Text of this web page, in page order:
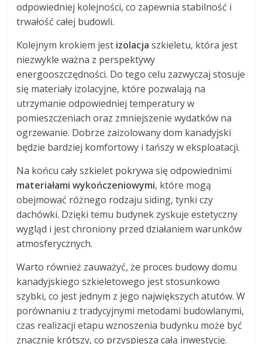
odpowiedniej kolejności, co zapewnia stabilność i
trwałość całej budowli.
Kolejnym krokiem jest izolacja szkieletu, która jest
niezwykle ważna z perspektywy
energooszczędności. Do tego celu zazwyczaj stosuje
się materiały izolacyjne, które pozwalają na
utrzymanie odpowiedniej temperatury w
pomieszczeniach oraz zmniejszenie wydatków na
ogrzewanie. Dobrze zaizolowany dom kanadyjski
będzie bardziej komfortowy i tańszy w eksploatacji.
Na końcu cały szkielet pokrywa się odpowiednimi
materiałami wykończeniowymi, które mogą
obejmować różnego rodzaju siding, tynki czy
dachówki. Dzięki temu budynek zyskuje estetyczny
wygląd i jest chroniony przed działaniem warunków
atmosferycznych.
Warto również zauważyć, że proces budowy domu
kanadyjskiego szkieletowego jest stosunkowo
szybki, co jest jednym z jego największych atutów. W
porównaniu z tradycyjnymi metodami budowlanymi,
czas realizacji etapu wznoszenia budynku może być
znacznie krótszy, co przyspiesza całą inwestycję.